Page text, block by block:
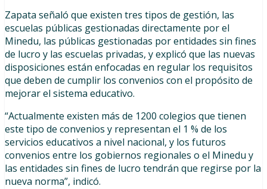
Zapata señaló que existen tres tipos de gestión, las
escuelas públicas gestionadas directamente por el
Minedu, las públicas gestionadas por entidades sin fines
de lucro y las escuelas privadas, y explicó que las nuevas
disposiciones están enfocadas en regular los requisitos
que deben de cumplir los convenios con el propósito de
mejorar el sistema educativo.
“Actualmente existen más de 1200 colegios que tienen
este tipo de convenios y representan el 1 % de los
servicios educativos a nivel nacional, y los futuros
convenios entre los gobiernos regionales o el Minedu y
las entidades sin fines de lucro tendrán que regirse por la
nueva norma”, indicó.